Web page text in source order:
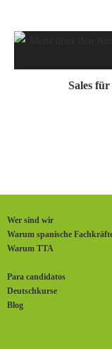
Sales
Wer sind wir
Warum spanische
Warum TTA
Para candidatos
Deutschkurse
Blog